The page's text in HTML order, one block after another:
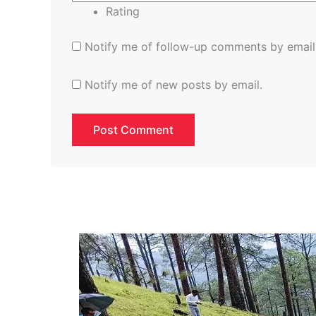
Rating
Notify me of follow-up comments by
Notify me of new posts by email.